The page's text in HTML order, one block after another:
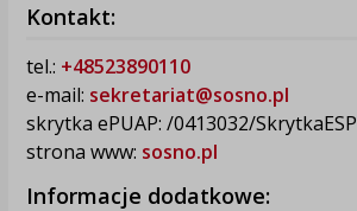
Kontakt:
tel.: +48523890110
e-mail: sekretariat@sosno.pl
skrytka ePUAP: /0413032/SkrytkaESP
strona www: sosno.pl
Informacje dodatkowe: